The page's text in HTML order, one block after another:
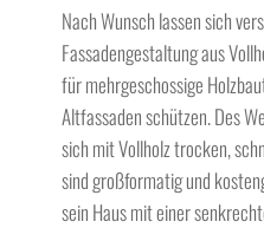
Nach Wunsch lassen sich
Fassadengestaltung aus
für mehrgeschossige
Altfassaden schützen. Des
sich mit Vollholz trocken,
sind großformatig und
sein Haus mit einer